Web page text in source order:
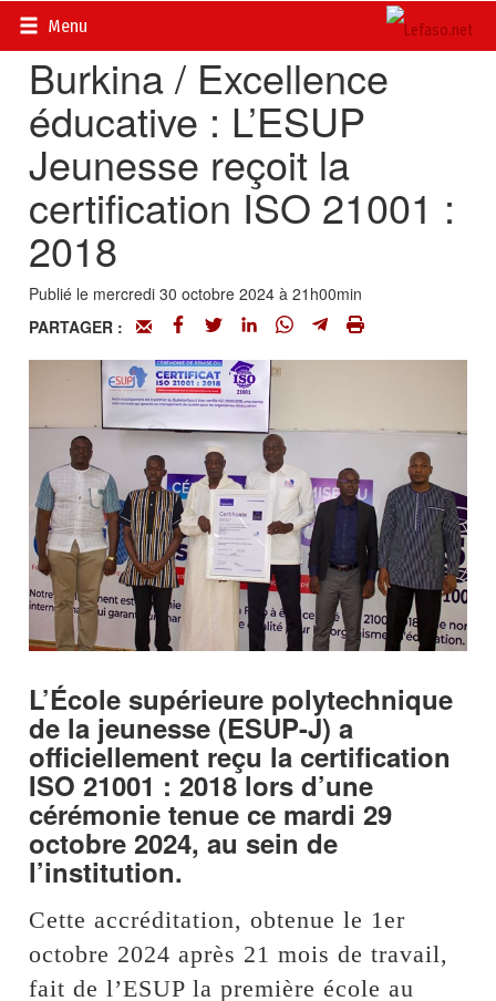
Menu
Accueil>
Burkina / Excellence
éducative : L’ESUP
Jeunesse reçoit la
certification ISO 21001 :
2018
Publié le mercredi 30 octobre 2024 à 21h00min
PARTAGER :
L’École supérieure polytechnique
de la jeunesse (ESUP-J) a
officiellement reçu la certification
ISO 21001 : 2018 lors d’une
cérémonie tenue ce mardi 29
octobre 2024, au sein de
l’institution.
Cette accréditation, obtenue le 1er
octobre 2024 après 21 mois de travail,
fait de l’ESUP la première école au